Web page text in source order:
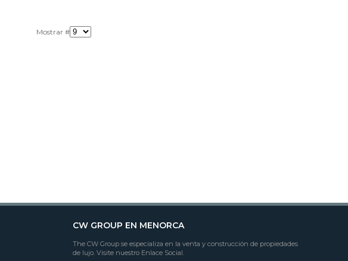
Mostrar #
CW GROUP EN MENORCA
The CW Group se especializa en la venta y construcción de propiedades
de lujo. Visite nuestro Enlace Social.